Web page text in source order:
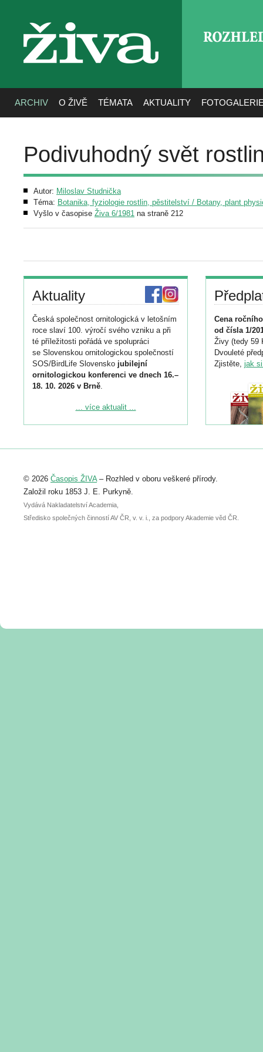
živa
ARCHIV O ŽIVĚ TÉMATA AKTUALITY
Podivuhodný svět
Autor: Miloslav Studnička
Téma: Botanika, fyziologie rostlin, pěstitelství / Botany, plant
Vyšlo v časopise Živa 6/1981 na straně 212
Aktuality
Česká společnost ornitologická v letošním
roce slaví 100. výročí svého vzniku a při
té příležitosti pořádá ve spolupráci
se Slovenskou ornitologickou společností
SOS/BirdLife Slovensko jubilejní
ornitologickou konferenci ve dnech 16.–
18. 10. 2026 v Brně.
Podrobnější informace ke konferenci
Registrovat se můžete do 6. září.
abstraktu přihlášené přednášky nebo
posteru je už 30. června.
... více aktualit ...
Cena
od čísla 1/
Živy (tedy 59
Dvouleté
Zjistěte, jak
© 2026 Časopis ŽIVA– Rozhled v oboru veškeré přírody.
Založil roku 1853 J. E. Purkyně.
Vydává Nakladatelství Academia,
Středisko společných činností AV ČR, v. v. i., za podpory Akademie věd ČR.